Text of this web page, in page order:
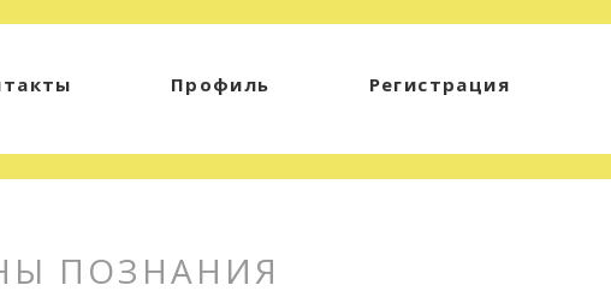
Профиль Регистрация
ПОЗНАНИЯ